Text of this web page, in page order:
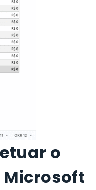
o
Microsoft